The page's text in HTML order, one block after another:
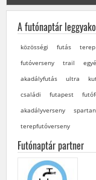
A futónaptár
közösségi futás terep
futóverseny
trail
akadályfutás
ultra
családi
futapest
akadályverseny
spartan
terepfutóverseny
Futónaptár partner